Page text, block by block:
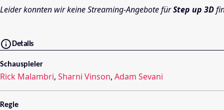
Leider konnten wir keine Streaming-Angebote fürStep up 3D
Details
Schauspieler
Rick Malambri, Sharni Vinson, Adam Sevani
Regie